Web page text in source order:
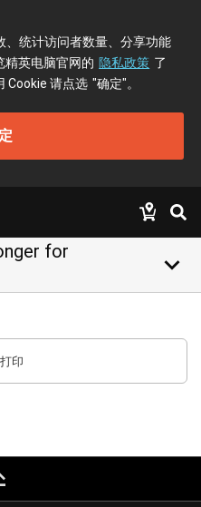
、统计访问者数量、分享功能
精英电脑官网的 隐私政策 了
Cookie 请点选 "确定"。
for
keyboard_arrow_down
打印